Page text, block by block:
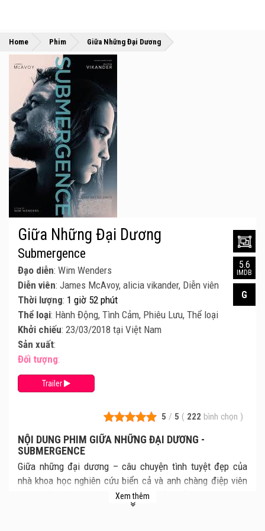
Home »
Phim »
Giữa Những Đại Dương
5 / 5 ( 222 bình chọn )
NỘI DUNG PHIM GIỮA NHỮNG ĐẠI DƯƠNG -
SUBMERGENCE
Giữa những đại dương – câu chuyện tình tuyệt đẹp của
nhà khoa học nghiên cứu biển cả và anh chàng điệp viên
được gửi đến một mảnh đất nguy hiểm để theo dõi những
kẻ khủng bố. Tình yêu giữa họ đủ sức khiến bất kỳ ai
Xem thêm
Giữa Những Đại Dương
Submergence
Đạo diễn: Wim Wenders
Diễn viên: James McAvoy, alicia vikander, Diễn viên
Thời lượng: 1 giờ 52 phút
Thể loại: Hành Động, Tình Cảm, Phiêu Lưu, Thể loại
Khởi chiếu: 23/03/2018 tại Việt Nam
Sản xuất:
Đối tượng:
Trailer
5.6
IMDB
G